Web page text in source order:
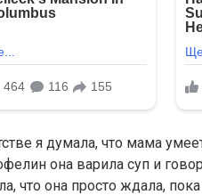
я думала, что мама
она варила суп и
что она просто ждала,